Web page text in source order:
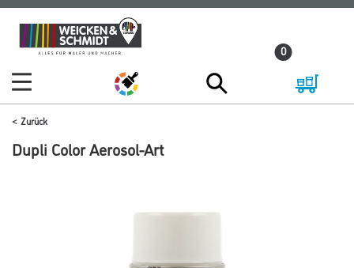
Zum
Inhalt
Zum
Navigationsmenü
0
Zurück
Dupli Color Aerosol-Art